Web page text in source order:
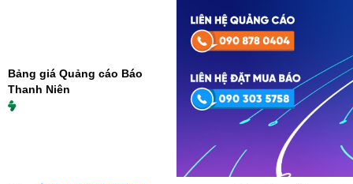
Bảng giá Quảng cáo Báo
Thanh Niên